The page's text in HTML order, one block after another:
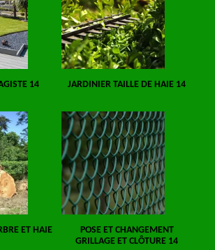
14 JARDINIER TAILLE DE HAIE 14
ET HAIE
POSE ET CHANGEMENT
GRILLAGE ET CLÔTURE 14